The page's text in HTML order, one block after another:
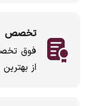
تخصص
فوق
از